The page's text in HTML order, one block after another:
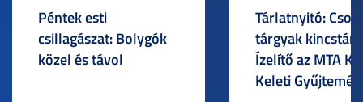
Péntek esti
csillagászat: Bolygók
közel és távol
Tárlatnyitó:
tárgyak
Ízelítő az MTA
Keleti